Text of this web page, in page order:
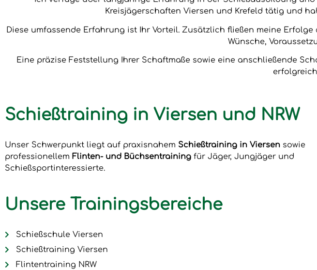
Kreisjägerschaften Viersen und Krefeld tätig und
Diese umfassende Erfahrung ist Ihr Vorteil. Zusätzlich fließen meine
Wünsche,
Eine präzise Feststellung Ihrer Schaftmaße sowie eine anschließende
Schießtraining in Viersen und NRW
Unser Schwerpunkt liegt auf praxisnahem Schießtraining in Viersen sowie
professionellem Flinten- und Büchsentraining für Jäger, Jungjäger und
Schießsportinteressierte.
Unsere Trainingsbereiche
Schießschule Viersen
Schießtraining Viersen
Flintentraining NRW